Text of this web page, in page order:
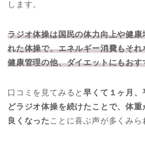
します。
ラジオ体操は国民の体力向上や健
れた体操で、エネルギー消費もそ
健康管理の他、ダイエットにもお
口コミを見てみると早くて１ヶ月、
どラジオ体操を続けたことで、体
良くなった ことに喜ぶ声が多くみら